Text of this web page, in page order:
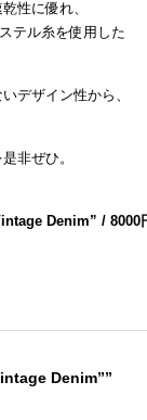
性に優れ、
テル糸を使用した
デザイン性から、
非ぜひ。
Denim” / 8000
Denim””